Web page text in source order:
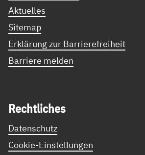
Aktuelles
Sitemap
Erklärung zur Barrierefreiheit
Barriere melden
Recht­li­ches
Datenschutz
Cookie-Einstellungen